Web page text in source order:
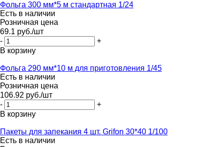
Фольга 300 мм*5 м стандартная 1/24
Есть в наличии
Розничная цена
69.1 руб./шт
-
+
В корзину
Фольга 290 мм*10 м для приготовления 1/45
Есть в наличии
Розничная цена
106.92 руб./шт
-
+
В корзину
Пакеты для запекания 4 шт. Grifon 30*40 1/100
Есть в наличии